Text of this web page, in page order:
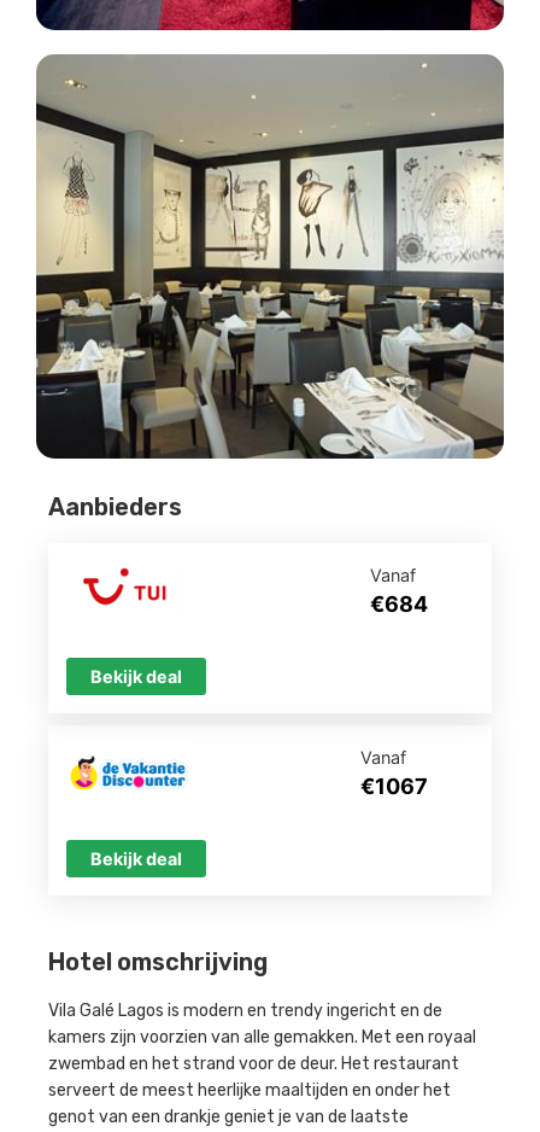
Hotel omschrijving
Vila Galé Lagos is modern en trendy ingericht en de
kamers zijn voorzien van alle gemakken. Met een royaal
zwembad en het strand voor de deur. Het restaurant
serveert de meest heerlijke maaltijden en onder het
genot van een drankje geniet je van de laatste
Aanbieders
Vanaf
€684
Bekijk deal
Vanaf
€1067
Bekijk deal